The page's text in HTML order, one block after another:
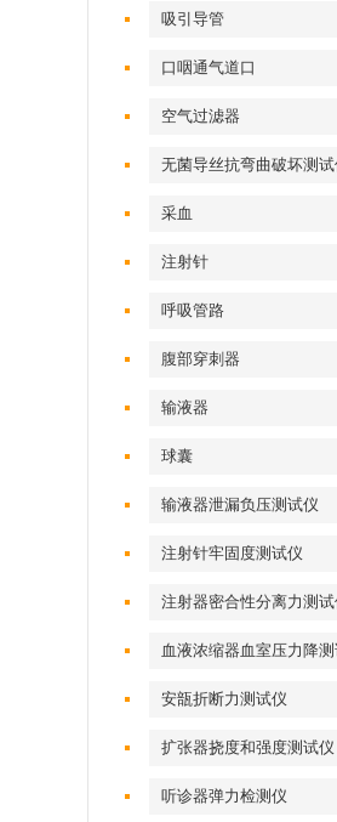
吸引导管
口咽通气道口
空气过滤器
无菌导丝抗弯曲破坏测试
采血
注射针
呼吸管路
腹部穿刺器
输液器
球囊
输液器泄漏负压测试仪
注射针牢固度测试仪
注射器密合性分离力测试
血液浓缩器血室压力降
安瓿折断力测试仪
扩张器挠度和强度测试仪
听诊器弹力检测仪